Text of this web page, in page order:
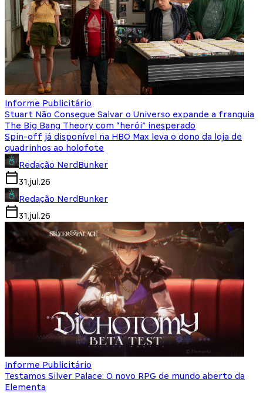
Informe Publicitário
Stuart Não Consegue Salvar o Universo expande a franquia
The Big Bang Theory com “herói” inesperado
Spin-off já disponível na HBO Max leva o dono da loja de
quadrinhos ao holofote
Redação NerdBunker
31.jul.26
Redação NerdBunker
31.jul.26
Informe Publicitário
Testamos Silver Palace: O novo RPG de mundo aberto da
Elementa